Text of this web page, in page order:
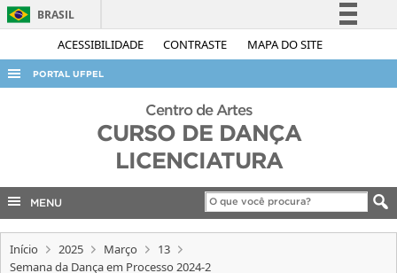
ACESSIBILIDADE CONTRASTE MAPA DO SITE
BRASIL
Simplifique!
Acesso à informação
Legislação
PORTAL UFPEL
ACESSO À INFORMAÇÃO
INTERNACIONAL
Centro de Artes
CURSO DE DANÇA
LICENCIATURA
MENU
Início 2025 Março
13
Semana da Dança em Processo 2024-2